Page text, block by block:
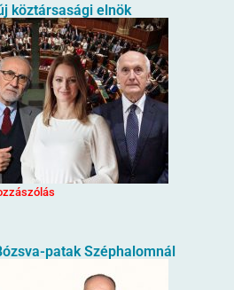
köztársasági elnök
patak Széphalomnál